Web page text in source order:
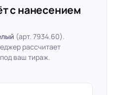
с нанесением
(арт. 7934.60).
рассчитает
ваш тираж.